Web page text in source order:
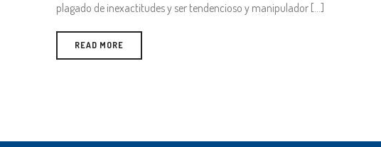
plagado de inexactitudes y ser tendencioso y manipulador [...]
READ MORE